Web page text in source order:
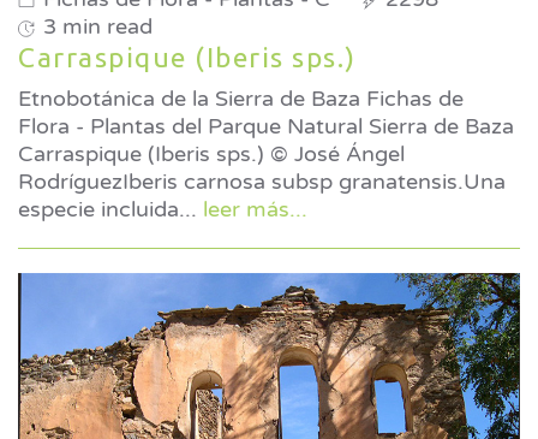
3 min read
Carraspique (Iberis sps.)
Etnobotánica de la Sierra de Baza Fichas de
Flora - Plantas del Parque Natural Sierra de Baza
Carraspique (Iberis sps.) © José Ángel
RodríguezIberis carnosa subsp granatensis.Una
especie incluida... leer más...